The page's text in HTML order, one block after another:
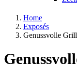
Home
Exposés
Genussvolle